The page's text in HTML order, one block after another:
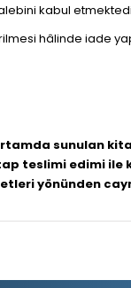
kabul
hâlinde iade
sunulan
teslimi edimi ile
yönünden